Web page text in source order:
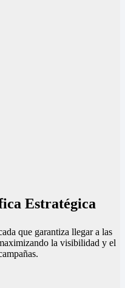
Estratégica
que garantiza llegar a las
la visibilidad y el